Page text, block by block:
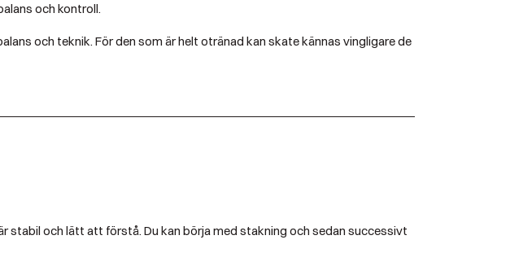
och kontroll.
och teknik. För den som är helt otränad kan skate kännas vingligare de
stabil och lätt att förstå. Du kan börja med stakning och sedan successivt